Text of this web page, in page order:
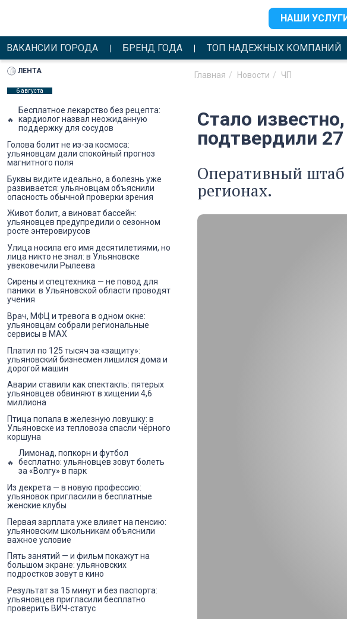
НАШИ
ВАКАНСИИ ГОРОДА БРЕНД ГОДА ТОП НАДЕЖНЫХ КОМПАНИЙ
Главная Новости ЧП
Стало
подтвердили
Оперативный
регионах.
ЛЕНТА
6 августа
Бесплатное лекарство без рецепта:
кардиолог назвал неожиданную
поддержку для сосудов
Голова болит не из-за космоса:
ульяновцам дали спокойный прогноз
магнитного поля
Буквы видите идеально, а болезнь уже
развивается: ульяновцам объяснили
опасность обычной проверки зрения
Живот болит, а виноват бассейн:
ульяновцев предупредили о сезонном
росте энтеровирусов
Улица носила его имя десятилетиями, но
лица никто не знал: в Ульяновске
увековечили Рылеева
Сирены и спецтехника — не повод для
паники: в Ульяновской области проводят
учения
Врач, МФЦ и тревога в одном окне:
ульяновцам собрали региональные
сервисы в MAX
Платил по 125 тысяч за «защиту»:
ульяновский бизнесмен лишился дома и
дорогой машин
Аварии ставили как спектакль: пятерых
ульяновцев обвиняют в хищении 4,6
миллиона
Птица попала в железную ловушку: в
Ульяновске из тепловоза спасли чёрного
коршуна
Лимонад, попкорн и футбол
бесплатно: ульяновцев зовут болеть
за «Волгу» в парк
Из декрета — в новую профессию:
ульяновок пригласили в бесплатные
женские клубы
Первая зарплата уже влияет на пенсию:
ульяновским школьникам объяснили
важное условие
Пять занятий — и фильм покажут на
большом экране: ульяновских
подростков зовут в кино
Результат за 15 минут и без паспорта:
ульяновцев пригласили бесплатно
проверить ВИЧ-статус